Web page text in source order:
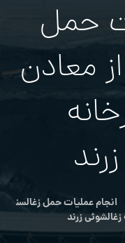
حمل
معادن
انجام عملیات حمل زغالسن
زرند